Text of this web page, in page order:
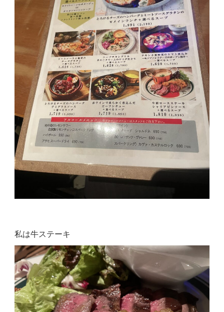
私は牛ステーキ